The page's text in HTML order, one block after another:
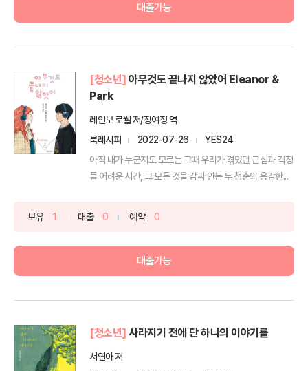
대출가능
[청소년] 아무것도 끝나지 않았어 Eleanor &
Park
레인보 로웰 저/장여정 역
북레시피
2022-07-26
YES24
아직 내가 누군지도 모르는 그때 우리가 겪었던 근심과 걱정
들 어려운 시간, 그 모든 것을 감싸 안는 두 청춘의 용감한...
보유 1 대출 0 예약 0
대출가능
[청소년] 사라지기 전에 단 하나의 이야기를
서연아 저